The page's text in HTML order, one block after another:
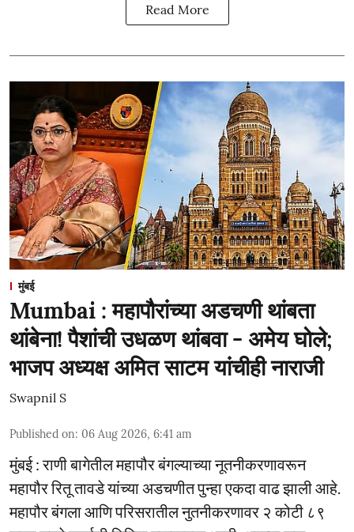
Read More
मुंबई
Mumbai : महापौरांच्या अडचणी थांबता
थांबेना! पैशांची उधळण थांबवा - अमेय घोले;
भाजप अध्यक्ष अमित साटम यांचीही नाराजी
Swapnil S
Published on: 06 Aug 2026, 6:41 am
मुंबई : राणी बागेतील महापौर बंगल्याच्या नूतनीकरणावरून
महापौर रितू तावडे यांच्या अडचणीत पुन्हा एकदा वाढ झाली आहे.
महापौर बंगला आणि परिसरातील नुतनीकरणावर २ कोटी ८९